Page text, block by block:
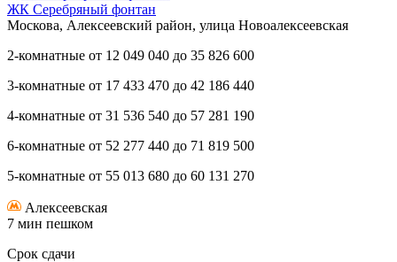
ЖК Серебряный фонтан
Москова, Алексеевский район, улица Новоалексеевская
2-комнатные от 12 049 040 до 35 826 600
3-комнатные от 17 433 470 до 42 186 440
4-комнатные от 31 536 540 до 57 281 190
6-комнатные от 52 277 440 до 71 819 500
5-комнатные от 55 013 680 до 60 131 270
Алексеевская
7 мин пешком
Срок сдачи